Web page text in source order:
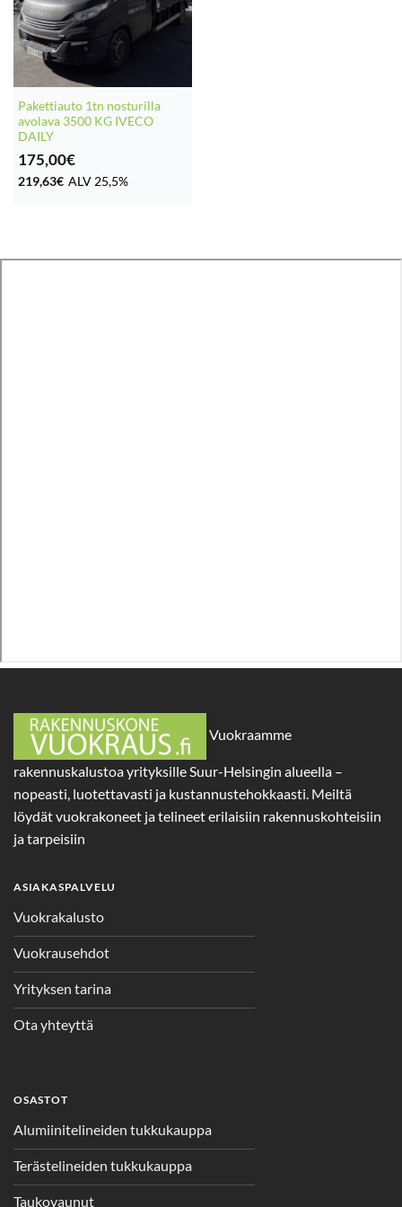
Pakettiauto 1tn nosturilla
avolava 3500 KG IVECO
DAILY
175,00€
219,63€ ALV 25,5%
Vuokraamme
rakennuskalustoa yrityksille Suur-Helsingin alueella –
nopeasti, luotettavasti ja kustannustehokkaasti. Meiltä
löydät vuokrakoneet ja telineet erilaisiin rakennuskohteisiin
ja tarpeisiin
ASIAKASPALVELU
Vuokrakalusto
Vuokrausehdot
Yrityksen tarina
Ota yhteyttä
OSASTOT
Alumiinitelineiden tukkukauppa
Terästelineiden tukkukauppa
Taukovaunut